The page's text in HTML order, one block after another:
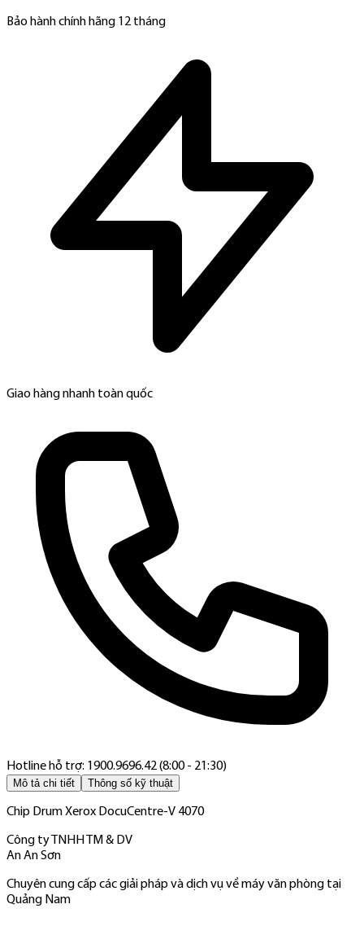
Bảo hành chính hãng 12 tháng
Giao hàng nhanh toàn quốc
Hotline hỗ trợ: 1900.9696.42 (8:00 - 21:30)
Mô tả chi tiết Thông số kỹ thuật
Chip Drum Xerox DocuCentre-V 4070
Công ty TNHH TM & DV
An An Sơn
Chuyên cung cấp các giải pháp và dịch vụ về máy văn phòng tại
Quảng Nam